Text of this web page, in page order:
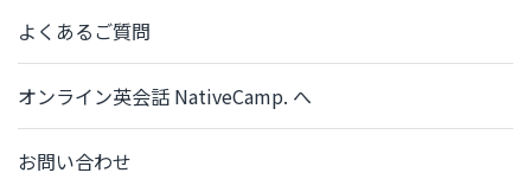
よくあるご質問
オンライン英会話 NativeCamp. へ
お問い合わせ